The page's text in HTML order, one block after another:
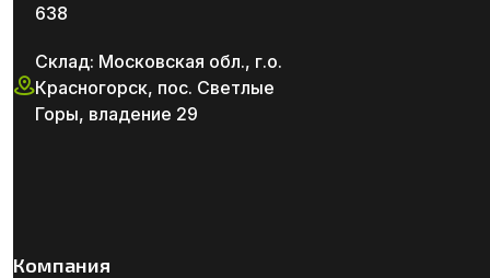
638
Склад: Московская обл., г.о.
Красногорск, пос. Светлые
Горы, владение 29
Компания